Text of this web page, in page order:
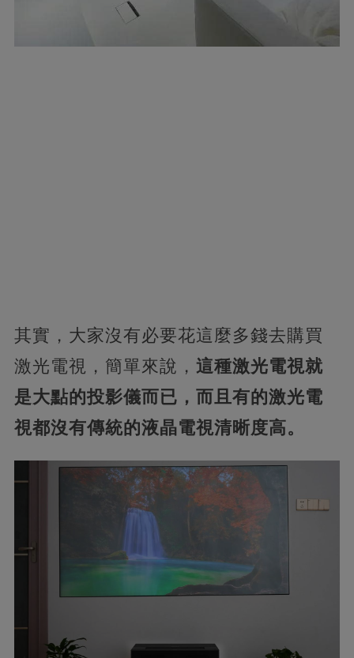
其實，大家沒有必要花這麼多錢去購買
激光電視，簡單來說， 這種激光電視就
是大點的投影儀而已，而且有的激光電
視都沒有傳統的液晶電視清晰度高。